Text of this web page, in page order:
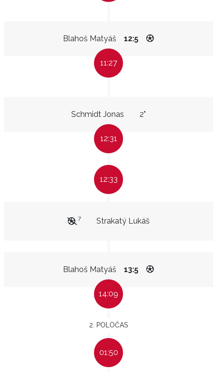
Blahoš Matyáš 12:5
11:27
Schmidt Jonas 2"
12:31
12:33
Strakatý Lukáš
7
Blahoš Matyáš 13:5
14:09
2. POLOČAS
01:50